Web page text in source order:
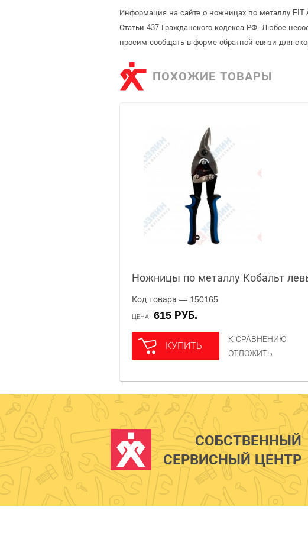
Информация на сайте о ножницах по металлу
Статьи 437 Гражданского кодекса РФ. Любое
просим сообщать в форме обратной связи для
ПОХОЖИЕ ТОВАРЫ
Ножницы по металлу Кобальт
Код товара — 150165
ЦЕНА 615 РУБ.
КУПИТЬ
К СРАВНЕНИЮ
ОТЛОЖИТЬ
СОБСТВЕННЫЙ
СЕРВИСНЫЙ ЦЕНТР